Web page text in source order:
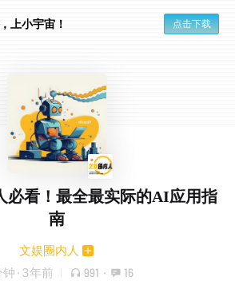
上小宇宙！ 点击下载
必看！最全最实际的AI应用指
南
文娱圈内人
· 3年前 991 · 16